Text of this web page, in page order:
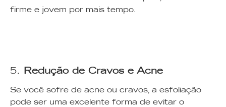
firme e jovem por mais tempo.
5. Redução de Cravos e Acne
Se você sofre de acne ou cravos, a esfoliação
pode ser uma excelente forma de evitar o